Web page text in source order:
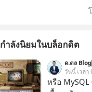
กำลังนิยมในบล็อกดิต
ด.ดล Blog
วันนี้ เวลา
หรือ